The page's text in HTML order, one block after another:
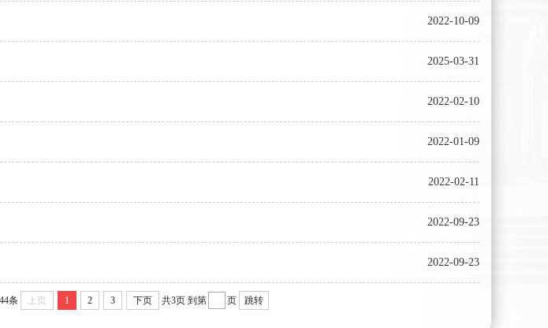
2022-10-09
2025-03-31
2022-02-10
2022-01-09
2022-02-11
2022-09-23
2022-09-23
条 上页 1 2 3 下页 共3页 到第 页 跳转